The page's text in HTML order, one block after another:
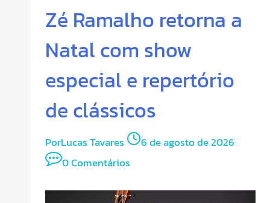
Zé Ramalho retorna a
Natal com show
especial e repertório
de clássicos
PorLucas Tavares
6 de agosto de 2026
0 Comentários